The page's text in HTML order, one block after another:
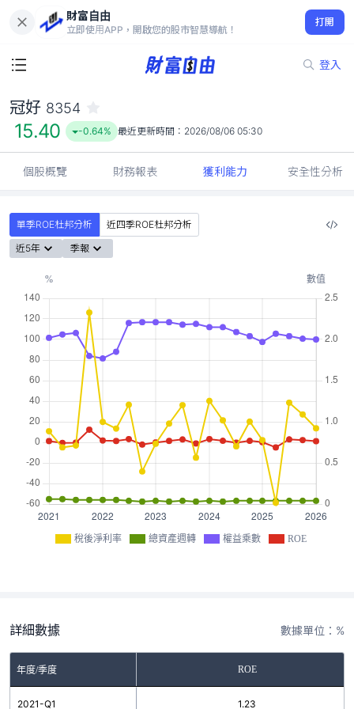
財富自由
立即使用APP，開啟您的股市智慧導航！
打開
登入
15.40
-0.64%
冠好 8354
15.40 -0.64% 最近更新時間： 2026/08/06 05:30
個股概覽 財務報表 獲利能力 安全性分析
單季ROE杜邦分析
近四季ROE杜邦分析
近5年
季報
稅後淨利率 總資產週轉 權益乘數 ROE
詳細數據 數據單位：%
年度/季度 ROE
2021-Q1 1.23